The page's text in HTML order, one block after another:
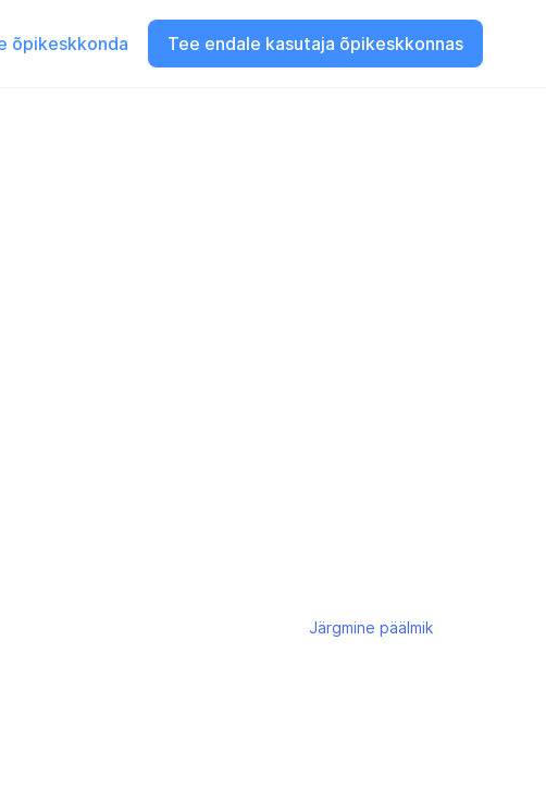
õpikeskkonda Tee endale kasutaja õpikeskkonnas
Järgmine päälmik